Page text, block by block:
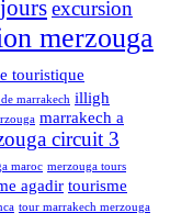
excursion
merzouga
touristique
marrakech illigh
marrakech a
circuit 3
maroc merzouga tours
agadir tourisme
tour marrakech merzouga